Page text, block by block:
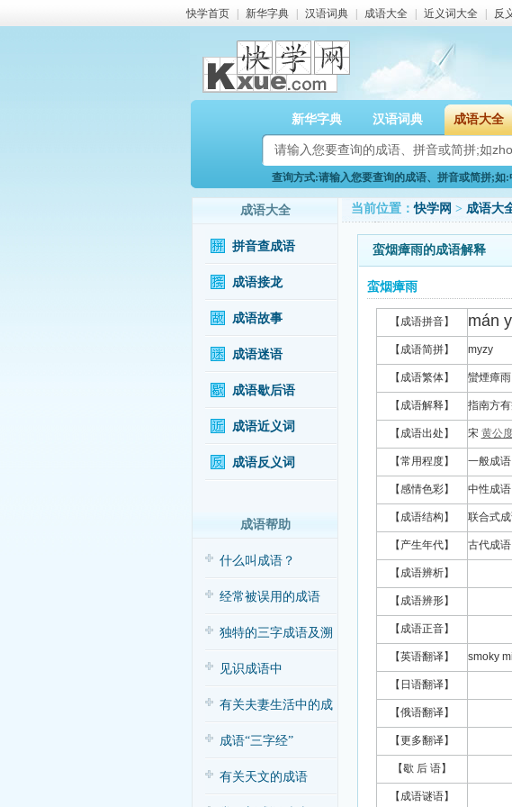
快学首页 新华字典 汉语词典 成语大全 近义词大全 反
新华字典 汉语词典 成语大全
查询方式:请输入您要查询的成语、拼音或简拼;如:
成语大全
拼音查成语
成语接龙
成语故事
成语迷语
成语歇后语
成语近义词
成语反义词
成语帮助
什么叫成语？
经常被误用的成语
独特的三字成语及溯
源
见识成语中
的“三”与“五”
有关夫妻生活中的成
语应用（搞笑
成语“三字经”
有关天文的成语
当前位置：快学网 > 成语大
蛮烟瘴雨的成语解释
蛮烟瘴雨
【成语拼音】 mán
【成语简拼】 myzy
【成语繁体】 蠻煙瘴雨
【成语解释】 指南方
【成语出处】 宋 黄公
【常用程度】 一般成语
【感情色彩】 中性成语
【成语结构】 联合式
【产生年代】 古代成语
【成语辨析】
【成语辨形】
【成语正音】
【英语翻译】 smoky
【日语翻译】
【俄语翻译】
【更多翻译】
【歇 后 语】
【成语谜语】